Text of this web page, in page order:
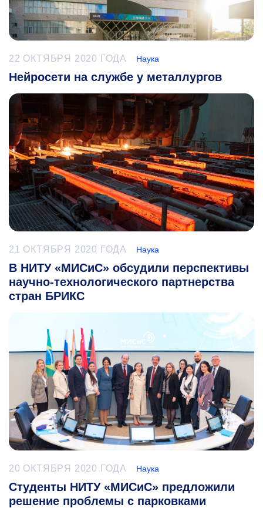
22 ОКТЯБРЯ 2020 ГОДА Наука
Нейросети на службе у металлургов
21 ОКТЯБРЯ 2020 ГОДА Наука
В НИТУ «МИСиС» обсудили перспективы
научно-технологического партнерства
стран БРИКС
20 ОКТЯБРЯ 2020 ГОДА Наука
Студенты НИТУ «МИСиС» предложили
решение проблемы с парковками